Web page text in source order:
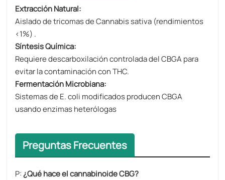
Extracción Natural:
Aislado de tricomas de Cannabis sativa (rendimientos
<1%) .
Síntesis Química:
Requiere descarboxilación controlada del CBGA para
evitar la contaminación con THC.
Fermentación Microbiana:
Sistemas de E. coli modificados producen CBGA
usando enzimas heterólogas
Preguntas Frecuentes
P:¿Qué hace el cannabinoide CBG?